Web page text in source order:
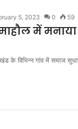
5, 2023 0 59
माहौल में
के विभिन्न गांव में समाज